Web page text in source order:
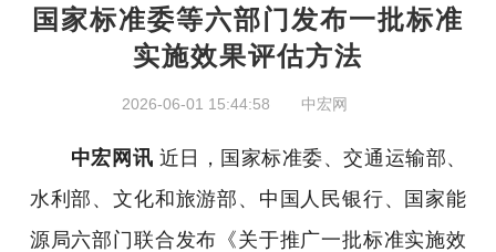
财经 社会
图片
地方发展
国家标准委等六部门发布一批标准
实施效果评估方法
2026-06-01 15:44:58 中宏网
中宏网讯 近日，国家标准委、交通运输部、
水利部、文化和旅游部、中国人民银行、国家能
源局六部门联合发布《关于推广一批标准实施效